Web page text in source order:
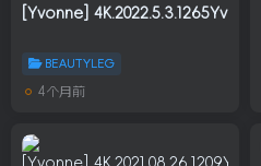
[Yvonne]
BEAUTYLEG
4个月前